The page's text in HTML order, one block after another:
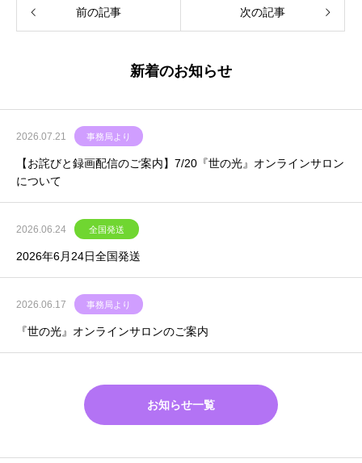
前の記事 次の記事
新着のお知らせ
2026.07.21 事務局より
【お詫びと録画配信のご案内】7/20『世の光』オンラインサロン
について
2026.06.24 全国発送
2026年6月24日全国発送
2026.06.17 事務局より
『世の光』オンラインサロンのご案内
お知らせ一覧